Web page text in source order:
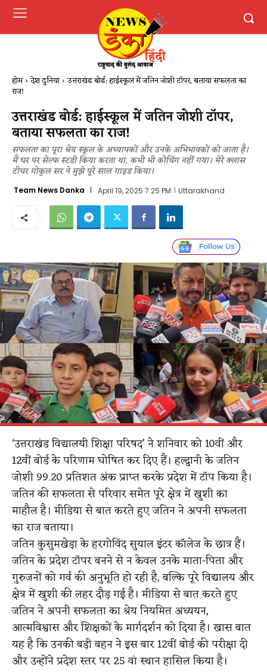
होम देश दुनिया उत्तराखंड बोर्ड: हाईस्कूल में जतिन जोशी टॉपर, बताया सफलता का
राज!
उत्तराखंड बोर्ड: हाईस्कूल में जतिन जोशी टॉपर,
बताया सफलता का राज!
सफलता का पूरा श्रेय स्कूल के अध्यापकों और उनके अभिभावकों को जाता है।
मैं घर पर सेल्फ स्टडी किया करता था, कभी भी कोचिंग नहीं गया। मेरे क्लास
टीचर गोकुल सर ने मुझे पूरे साल गाइड किया।
Team News Danka April 19, 2025 7:25 PM Uttarakhand
‘उत्तराखंड विद्यालयी शिक्षा परिषद’ ने शनिवार को 10वीं और
12वीं बोर्ड के परिणाम घोषित कर दिए हैं। हल्द्वानी के जतिन
जोशी 99.20 प्रतिशत अंक प्राप्त करके प्रदेश में टॉप किया है।
जतिन की सफलता से परिवार समेत पूरे क्षेत्र में खुशी का
माहौल है। मीडिया से बात करते हुए जतिन ने अपनी सफलता
का राज बताया।
जतिन कुसुमखेड़ा के हरगोविंद सुयाल इंटर कॉलेज के छात्र हैं।
जतिन के प्रदेश टॉपर बनने से न केवल उनके माता-पिता और
गुरुजनों को गर्व की अनुभूति हो रही है, बल्कि पूरे विद्यालय और
क्षेत्र में खुशी की लहर दौड़ गई है। मीडिया से बात करते हुए
जतिन ने अपनी सफलता का श्रेय नियमित अध्ययन,
आत्मविश्वास और शिक्षकों के मार्गदर्शन को दिया है। खास बात
यह है कि उनकी बड़ी बहन ने इस बार 12वीं बोर्ड की परीक्षा दी
और उन्होंने प्रदेश स्तर पर 25 वां स्थान हासिल किया है।